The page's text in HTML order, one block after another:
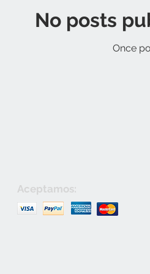
No posts
Once
Aceptamos: